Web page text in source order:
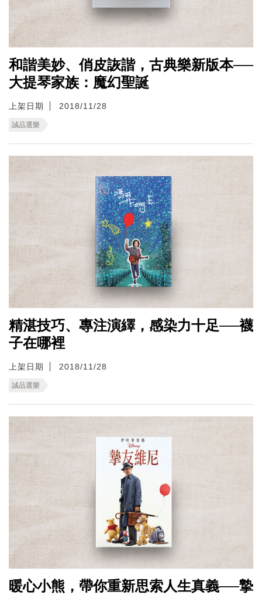
和諧美妙、俏皮詼諧，古典樂新版本──
大提琴家族：魔幻聖誕
上架日期 2018/11/28
誠品選樂
精湛技巧、專注演繹，感染力十足──襪
子在哪裡
上架日期 2018/11/28
誠品選樂
暖心小熊，帶你重新思索人生真義──摯